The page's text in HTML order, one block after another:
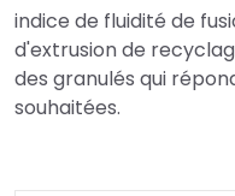
indice de fluidité de
d'extrusion de
des granulés qui
souhaitées.